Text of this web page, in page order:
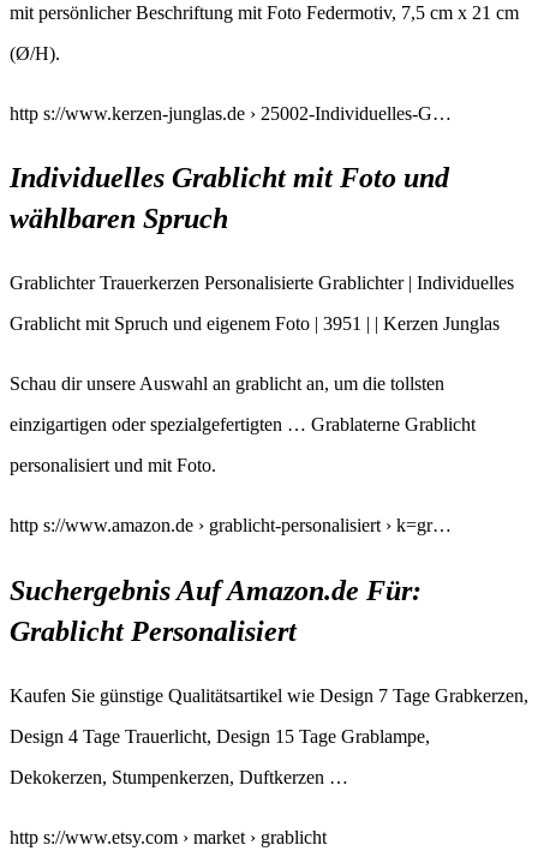
mit persönlicher Beschriftung mit Foto Federmotiv, 7,5 cm x 21 cm
(Ø/H).
http s://www.kerzen-junglas.de › 25002-Individuelles-G…
Individuelles Grablicht mit Foto und
wählbaren Spruch
Grablichter Trauerkerzen Personalisierte Grablichter | Individuelles
Grablicht mit Spruch und eigenem Foto | 3951 | | Kerzen Junglas
Schau dir unsere Auswahl an grablicht an, um die tollsten
einzigartigen oder spezialgefertigten … Grablaterne Grablicht
personalisiert und mit Foto.
http s://www.amazon.de › grablicht-personalisiert › k=gr…
Suchergebnis Auf Amazon.de Für:
Grablicht Personalisiert
Kaufen Sie günstige Qualitätsartikel wie Design 7 Tage Grabkerzen,
Design 4 Tage Trauerlicht, Design 15 Tage Grablampe,
Dekokerzen, Stumpenkerzen, Duftkerzen …
http s://www.etsy.com › market › grablicht